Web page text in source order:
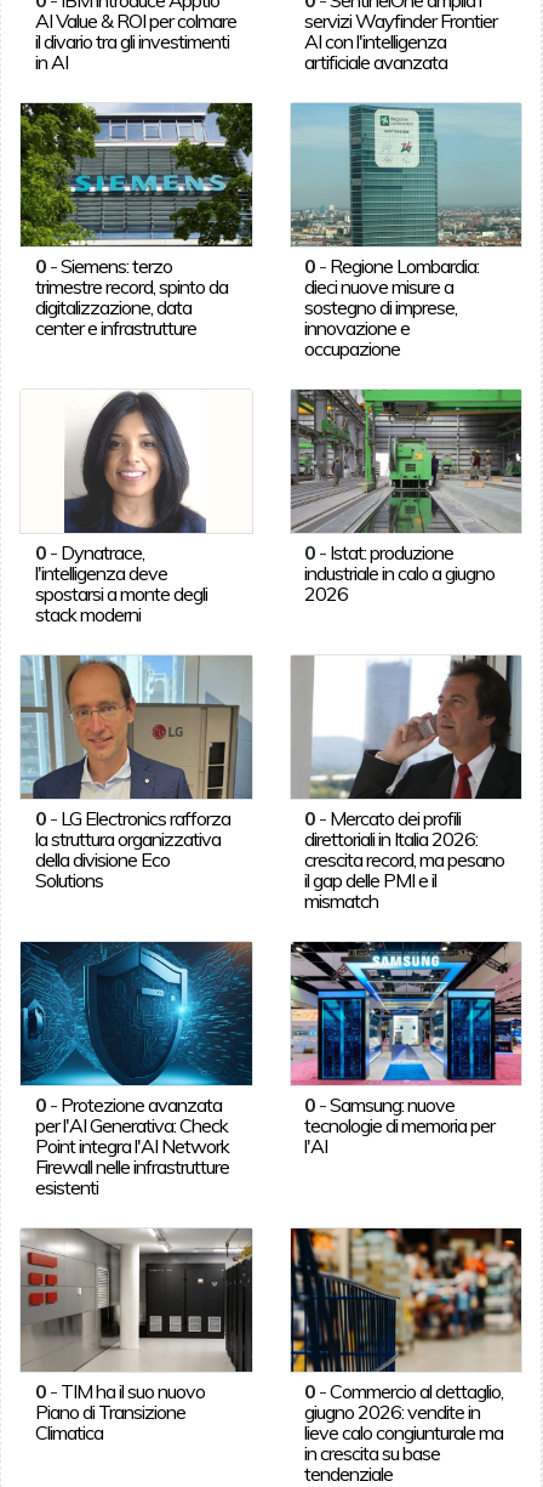
AI Value & ROI per colmare
il divario tra gli investimenti
in AI
servizi Wayfinder Frontier
AI con l'intelligenza
artificiale avanzata
0-Siemens: terzo
trimestre record, spinto da
digitalizzazione, data
center e infrastrutture
0 - Regione Lombardia:
dieci nuove misure a
sostegno di imprese,
innovazione e
occupazione
0- Dynatrace,
l'intelligenza deve
spostarsi a monte degli
stack moderni
0 - Istat: produzione
industriale in calo a giugno
2026
0- LG Electronics rafforza
la struttura organizzativa
della divisione Eco
Solutions
0 - Mercato dei profili
direttoriali in Italia 2026:
crescita record, ma pesano
il gap delle PMI e il
mismatch
0- Protezione avanzata
per l'AI Generativa: Check
Point integra l'AI Network
Firewall nelle infrastrutture
esistenti
0 -Samsung: nuove
tecnologie di memoria per
l'AI
0- TIM ha il suo nuovo
Piano di Transizione
Climatica
0 -Commercio al dettaglio,
giugno 2026: vendite in
lieve calo congiunturale ma
in crescita su base
tendenziale